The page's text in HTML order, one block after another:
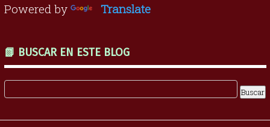
Powered by Translate
📗 BUSCAR EN ESTE BLOG